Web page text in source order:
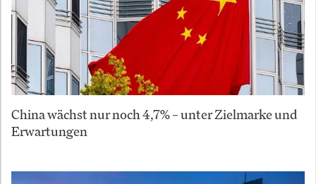
China wächst nur noch 4,7% – unter Zielmarke und
Erwartungen